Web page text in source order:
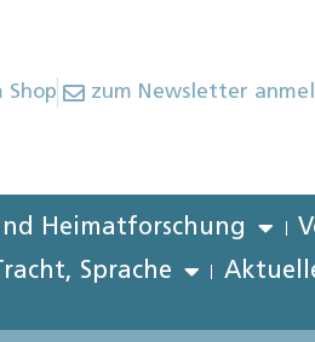
Shop zum Newsletter
Heimatforschung
Sprache